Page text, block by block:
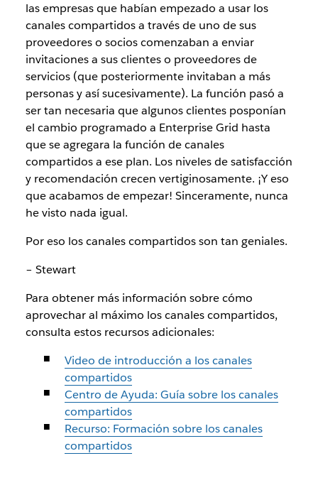
las empresas que habían empezado a usar los
canales compartidos a través de uno de sus
proveedores o socios comenzaban a enviar
invitaciones a sus clientes o proveedores de
servicios (que posteriormente invitaban a más
personas y así sucesivamente). La función pasó a
ser tan necesaria que algunos clientes posponían
el cambio programado a Enterprise Grid hasta
que se agregara la función de canales
compartidos a ese plan. Los niveles de satisfacción
y recomendación crecen vertiginosamente. ¡Y eso
que acabamos de empezar! Sinceramente, nunca
he visto nada igual.
Por eso los canales compartidos son tan geniales.
– Stewart
Para obtener más información sobre cómo
aprovechar al máximo los canales compartidos,
consulta estos recursos adicionales:
Video de introducción a los canales
compartidos
Centro de Ayuda: Guía sobre los canales
compartidos
Recurso: Formación sobre los canales
compartidos